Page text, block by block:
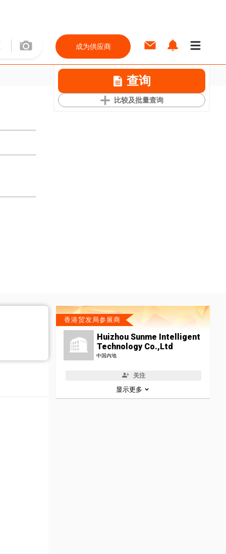
成为供应商
查询
比较及批量查询
香港贸发局参展商
Huizhou Sunme Intelligent
Technology Co.,Ltd
中国内地
关注
显示更多